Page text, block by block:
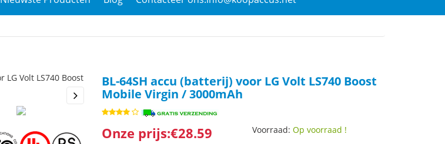
BL-64SH accu (batterij) voor LG Volt LS740 Boost
Mobile Virgin / 3000mAh
Onze prijs:€28.59 Voorraad:Op voorraad !